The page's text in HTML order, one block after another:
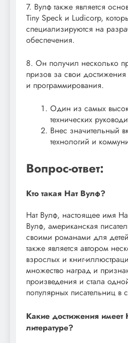
7. Вулф также является
Tiny Speck и Ludicorp,
специализируются на
обеспечения.
8. Он получил несколько
призов за свои
и программирования.
Один из самых
технических
Внес значительный
технологий и
Вопрос-ответ:
Кто такая Нат Вулф?
Нат Вулф, настоящее имя
Вулф, американская
своими романами для
также является автором
взрослых и книг-
множество наград и
произведения и стала
популярных писательниц в
Какие достижения имеет
литературе?